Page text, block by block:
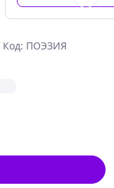
Код: ПОЭЗИЯ